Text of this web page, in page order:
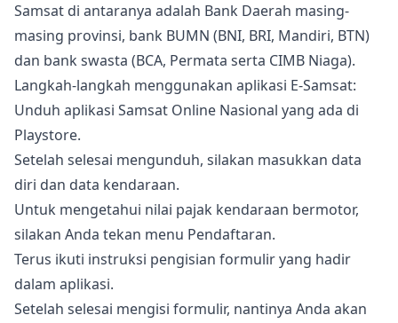
Samsat di antaranya adalah Bank Daerah masing-
masing provinsi, bank BUMN (BNI, BRI, Mandiri, BTN)
dan bank swasta (BCA, Permata serta CIMB Niaga).
Langkah-langkah menggunakan aplikasi E-Samsat:
Unduh aplikasi Samsat Online Nasional yang ada di
Playstore.
Setelah selesai mengunduh, silakan masukkan data
diri dan data kendaraan.
Untuk mengetahui nilai pajak kendaraan bermotor,
silakan Anda tekan menu Pendaftaran.
Terus ikuti instruksi pengisian formulir yang hadir
dalam aplikasi.
Setelah selesai mengisi formulir, nantinya Anda akan